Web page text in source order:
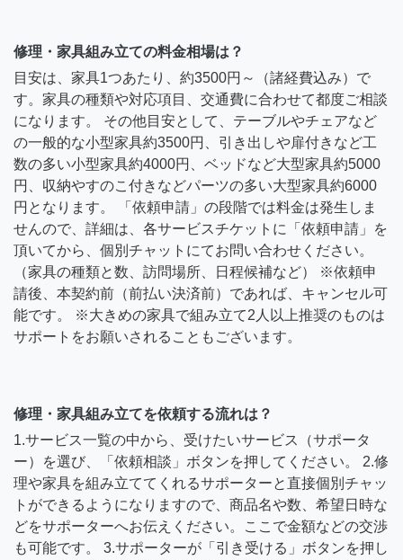
修理・家具組み立ての料金相場は？
目安は、家具1つあたり、約3500円～（諸経費込み）で
す。家具の種類や対応項目、交通費に合わせて都度ご相談
になります。 その他目安として、テーブルやチェアなど
の一般的な小型家具約3500円、引き出しや扉付きなど工
数の多い小型家具約4000円、ベッドなど大型家具約5000
円、収納やすのこ付きなどパーツの多い大型家具約6000
円となります。 「依頼申請」の段階では料金は発生しま
せんので、詳細は、各サービスチケットに「依頼申請」を
頂いてから、個別チャットにてお問い合わせください。
（家具の種類と数、訪問場所、日程候補など） ※依頼申
請後、本契約前（前払い決済前）であれば、キャンセル可
能です。 ※大きめの家具で組み立て2人以上推奨のものは
サポートをお願いされることもございます。
修理・家具組み立てを依頼する流れは？
1.サービス一覧の中から、受けたいサービス（サポータ
ー）を選び、「依頼相談」ボタンを押してください。 2.修
理や家具を組み立ててくれるサポーターと直接個別チャッ
トができるようになりますので、商品名や数、希望日時な
どをサポーターへお伝えください。ここで金額などの交渉
も可能です。 3.サポーターが「引き受ける」ボタンを押し